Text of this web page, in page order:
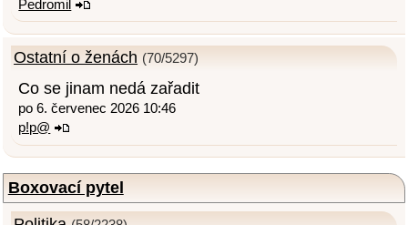
Pedromil
Ostatní o ženách (70/5297)
Co se jinam nedá zařadit
po 6. červenec 2026 10:46
p!p@
Boxovací pytel